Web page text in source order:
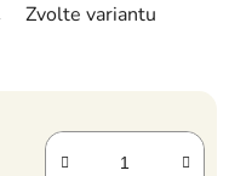
Zvolte variantu